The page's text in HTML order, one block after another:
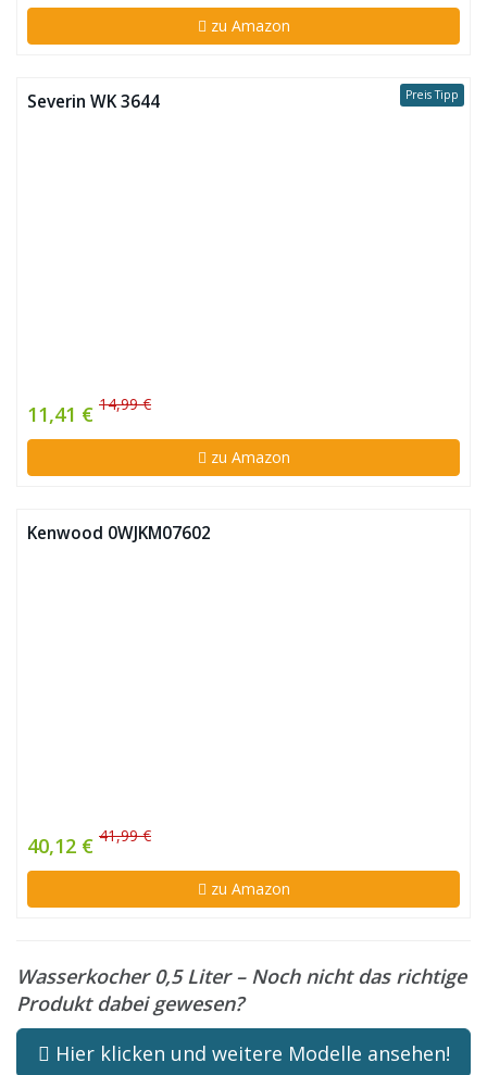
zu Amazon
Preis Tipp
Severin WK 3644
11,41 € 14,99 €
zu Amazon
Kenwood 0WJKM07602
40,12 € 41,99 €
zu Amazon
Wasserkocher 0,5 Liter – Noch nicht das richtige
Produkt dabei gewesen?
Hier klicken und weitere Modelle ansehen!